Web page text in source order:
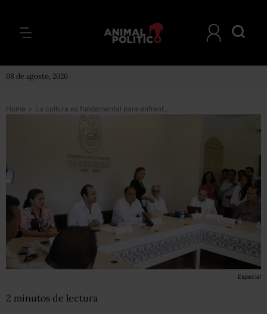
08 de agosto, 2026
Home > La cultura es fundamental para enfrentar los tiempos difíciles, dice el gobernador de Guerrero
Especial
2 minutos de lectura